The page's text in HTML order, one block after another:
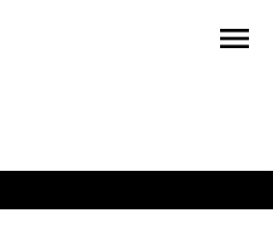
menu